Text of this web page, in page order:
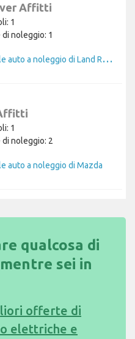
Affitti
1
noleggio: 1
V
isualizza le auto a noleggio di Land Rover
1
di noleggio: 2
auto a noleggio di Mazda
qualcosa di
sei in
offerte di
elettriche e